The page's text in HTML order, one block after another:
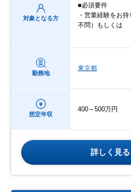
対象となる方
■必須要件
・営業経験をお
不問）もしくは
勤務地
東京都
想定年収
400～500万円
詳しく見る